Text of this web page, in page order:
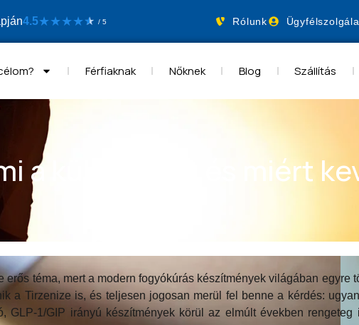
4.5★★★★★
★ / 5 Rólunk
Férfiaknak Nőknek Blog Szállítás
a különbség, és miért
téma, mert a modern fogyókúrás készítmények világában egyre
a Tirzenize is, és teljesen jogosan merül fel benne a kérdés:
1/GIP irányú készítmények körül az elmúlt években